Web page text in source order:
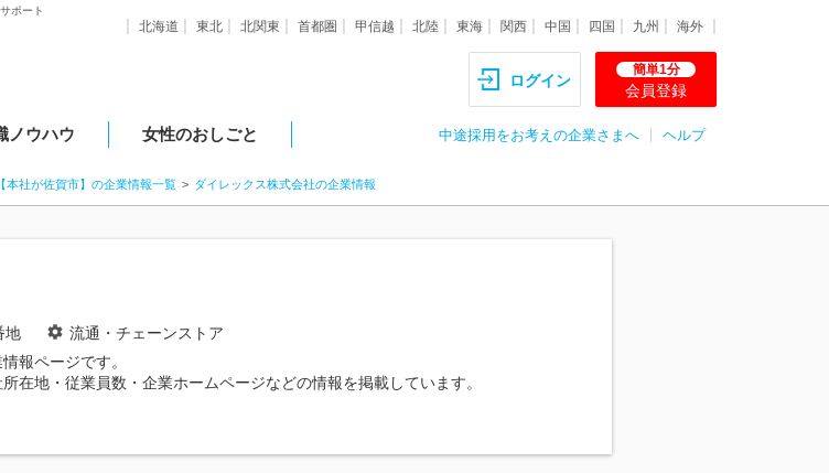
ポート
北海道 東北 北関東 首都圏 甲信越 北陸 東海 関西 中国 四国 九州 海外
ログイン
簡単1分
会員登録
ノウハウ 女性のおしごと 中途採用をお考えの企業さまへ ヘルプ
【本社が佐賀市】の企業情報一覧 ダイレックス株式会社の企業情報
地
流通・チェーンストア
報ページです。
在地・従業員数・企業ホームページなどの情報を掲載しています。